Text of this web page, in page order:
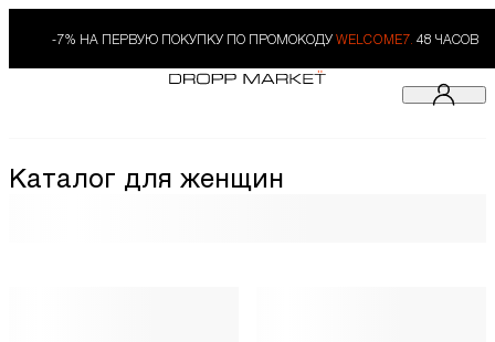
-7% НА ПЕРВУЮ ПОКУПКУ ПО ПРОМОКОДУ WELCOME7. 48 ЧАСОВ
Каталог для женщин